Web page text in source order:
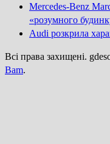
Mercedes-Benz
«розумного
Audi розкрила
Всі права захищені.
Bam.